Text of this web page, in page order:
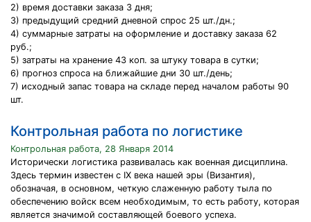
2) время доставки заказа 3 дня;
3) предыдущий средний дневной спрос 25 шт./дн.;
4) суммарные затраты на оформление и доставку заказа 62
руб.;
5) затраты на хранение 43 коп. за штуку товара в сутки;
6) прогноз спроса на ближайшие дни 30 шт./день;
7) исходный запас товара на складе перед началом работы 90
шт.
Контрольная работа по логистике
Контрольная работа, 28 Января 2014
Исторически логистика развивалась как военная дисциплина.
Здесь термин известен с IX века нашей эры (Византия),
обозначая, в основном, четкую слаженную работу тыла по
обеспечению войск всем необходимым, то есть работу, которая
является значимой составляющей боевого успеха.